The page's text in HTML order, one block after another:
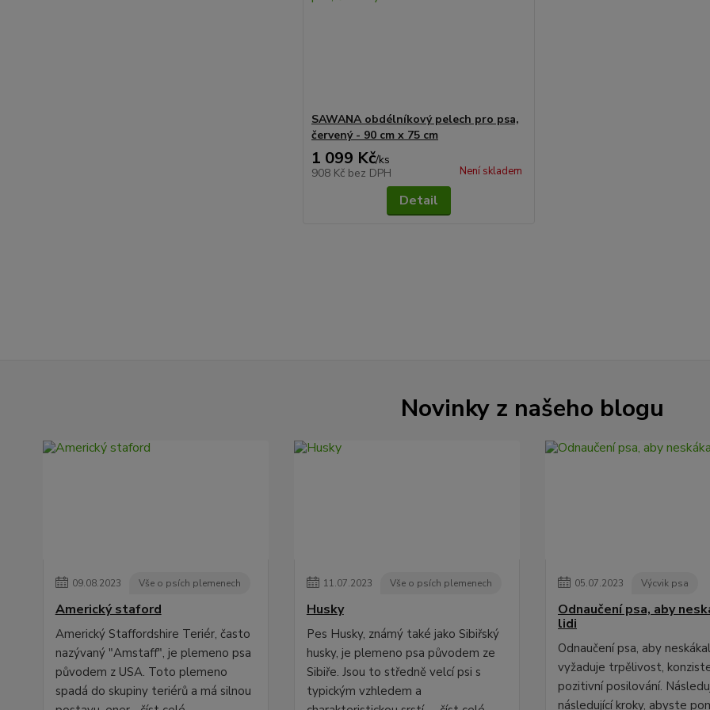
SAWANA obdélníkový pelech pro psa,
červený - 90 cm x 75 cm
1 099 Kč/ks
908 Kč bez DPH Není skladem
Detail
Novinky z našeho blogu
09.08.2023 Vše o psích plemenech
Americký staford
Americký Staffordshire Teriér, často
nazývaný "Amstaff", je plemeno psa
původem z USA. Toto plemeno
spadá do skupiny teriérů a má silnou
11.07.2023 Vše o psích plemenech
Husky
Pes Husky, známý také jako Sibiřský
husky, je plemeno psa původem ze
Sibiře. Jsou to středně velcí psi s
typickým vzhledem a
05.07.2023 Výcvik psa
Odnaučení psa, aby
lidi
Odnaučení psa, aby
vyžaduje trpělivost,
pozitivní posilování.
následující kroky, abyste